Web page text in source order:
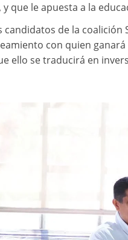
y que le apuesta a la
de la coalición
con quien ganará
ello se traducirá en